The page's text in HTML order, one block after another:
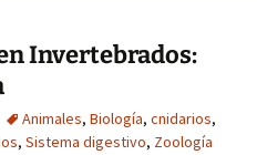
Invertebrados:
Animales, Biología, cnidarios,
, Sistema digestivo, Zoología